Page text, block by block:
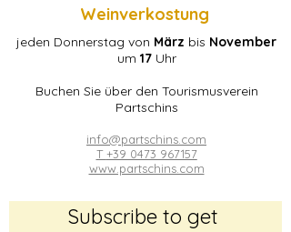
Weinverkostung
jeden Donnerstag von März bis November
um 17 Uhr
Buchen Sie über den Tourismusverein
Partschins
info@partschins.com
T+39 0473 967157
www.partschins.com
Subscribe to get